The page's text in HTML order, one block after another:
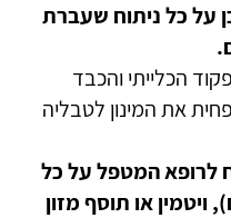
על כל ניתוח שעברת
הכלייתי והכבד
את המינון לטבליה
לרופא המטפל על כל
או תוסף מזון